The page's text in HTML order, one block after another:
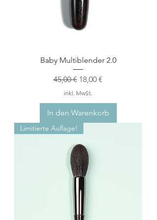
Baby Multiblender 2.0
Standardpreis
45,00 € Sale-Preis
18,00 €
inkl. MwSt.
In den Warenkorb
Limitierte Auflage!